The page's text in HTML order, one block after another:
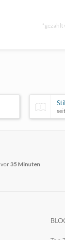
*gezählt
vor 35 Minuten